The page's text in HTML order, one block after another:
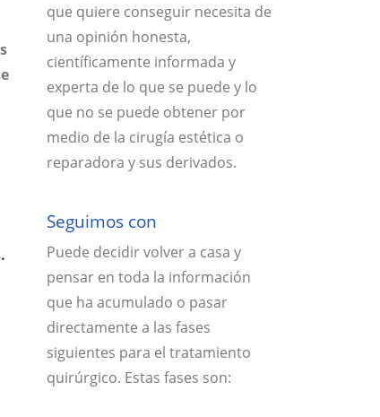
que quiere conseguir necesita de
una opinión honesta,
científicamente informada y
experta de lo que se puede y lo
que no se puede obtener por
medio de la cirugía estética o
reparadora y sus derivados.
Seguimos con
Puede decidir volver a casa y
pensar en toda la información
que ha acumulado o pasar
directamente a las fases
siguientes para el tratamiento
quirúrgico. Estas fases son: